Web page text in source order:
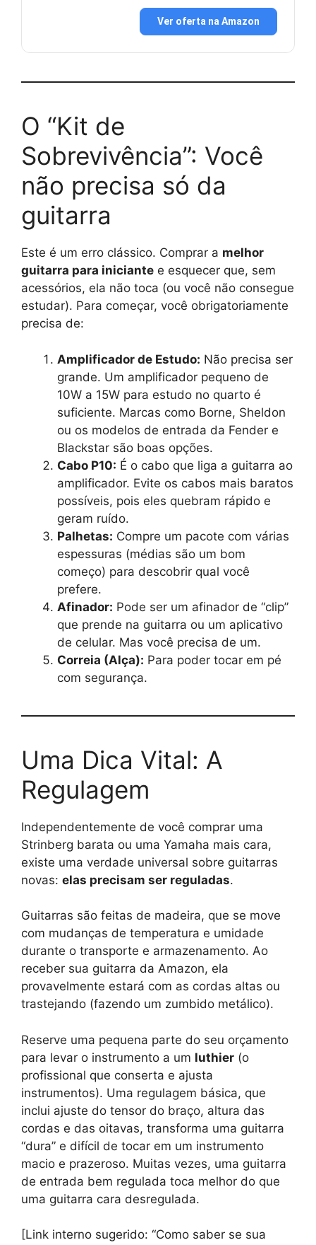
Ver oferta na Amazon
O “Kit de
Sobrevivência”: Você
não precisa só da
guitarra
Este é um erro clássico. Comprar a melhor
guitarra para iniciante e esquecer que, sem
acessórios, ela não toca (ou você não consegue
estudar). Para começar, você obrigatoriamente
precisa de:
Amplificador de Estudo: Não precisa ser
grande. Um amplificador pequeno de
10W a 15W para estudo no quarto é
suficiente. Marcas como Borne, Sheldon
ou os modelos de entrada da Fender e
Blackstar são boas opções.
Cabo P10: É o cabo que liga a guitarra ao
amplificador. Evite os cabos mais baratos
possíveis, pois eles quebram rápido e
geram ruído.
Palhetas: Compre um pacote com várias
espessuras (médias são um bom
começo) para descobrir qual você
prefere.
Afinador: Pode ser um afinador de “clip”
que prende na guitarra ou um aplicativo
de celular. Mas você precisa de um.
Correia (Alça): Para poder tocar em pé
com segurança.
Uma Dica Vital: A
Regulagem
Independentemente de você comprar uma
Strinberg barata ou uma Yamaha mais cara,
existe uma verdade universal sobre guitarras
novas: elas precisam ser reguladas.
Guitarras são feitas de madeira, que se move
com mudanças de temperatura e umidade
durante o transporte e armazenamento. Ao
receber sua guitarra da Amazon, ela
provavelmente estará com as cordas altas ou
trastejando (fazendo um zumbido metálico).
Reserve uma pequena parte do seu orçamento
para levar o instrumento a um luthier (o
profissional que conserta e ajusta
instrumentos). Uma regulagem básica, que
inclui ajuste do tensor do braço, altura das
cordas e das oitavas, transforma uma guitarra
“dura” e difícil de tocar em um instrumento
macio e prazeroso. Muitas vezes, uma guitarra
de entrada bem regulada toca melhor do que
uma guitarra cara desregulada.
[Link interno sugerido: “Como saber se sua